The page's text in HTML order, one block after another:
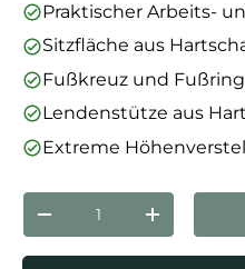
Praktischer Arbeits-
Sitzfläche aus
Fußkreuz und
Lendenstütze aus
Extreme
Anzahl
Menge verringernMenge